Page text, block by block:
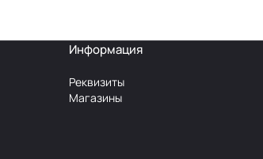
Информация
Реквизиты
Магазины